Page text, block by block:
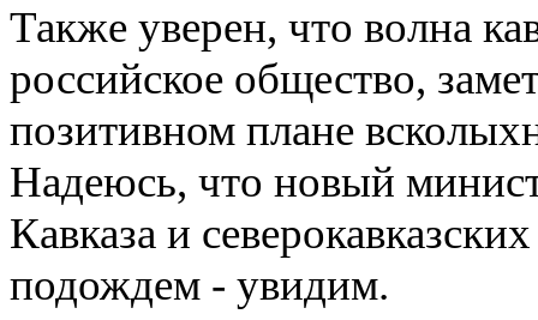
Также уверен, что волна
российское общество,
позитивном плане
Надеюсь, что новый
Кавказа и
подождем - увидим.